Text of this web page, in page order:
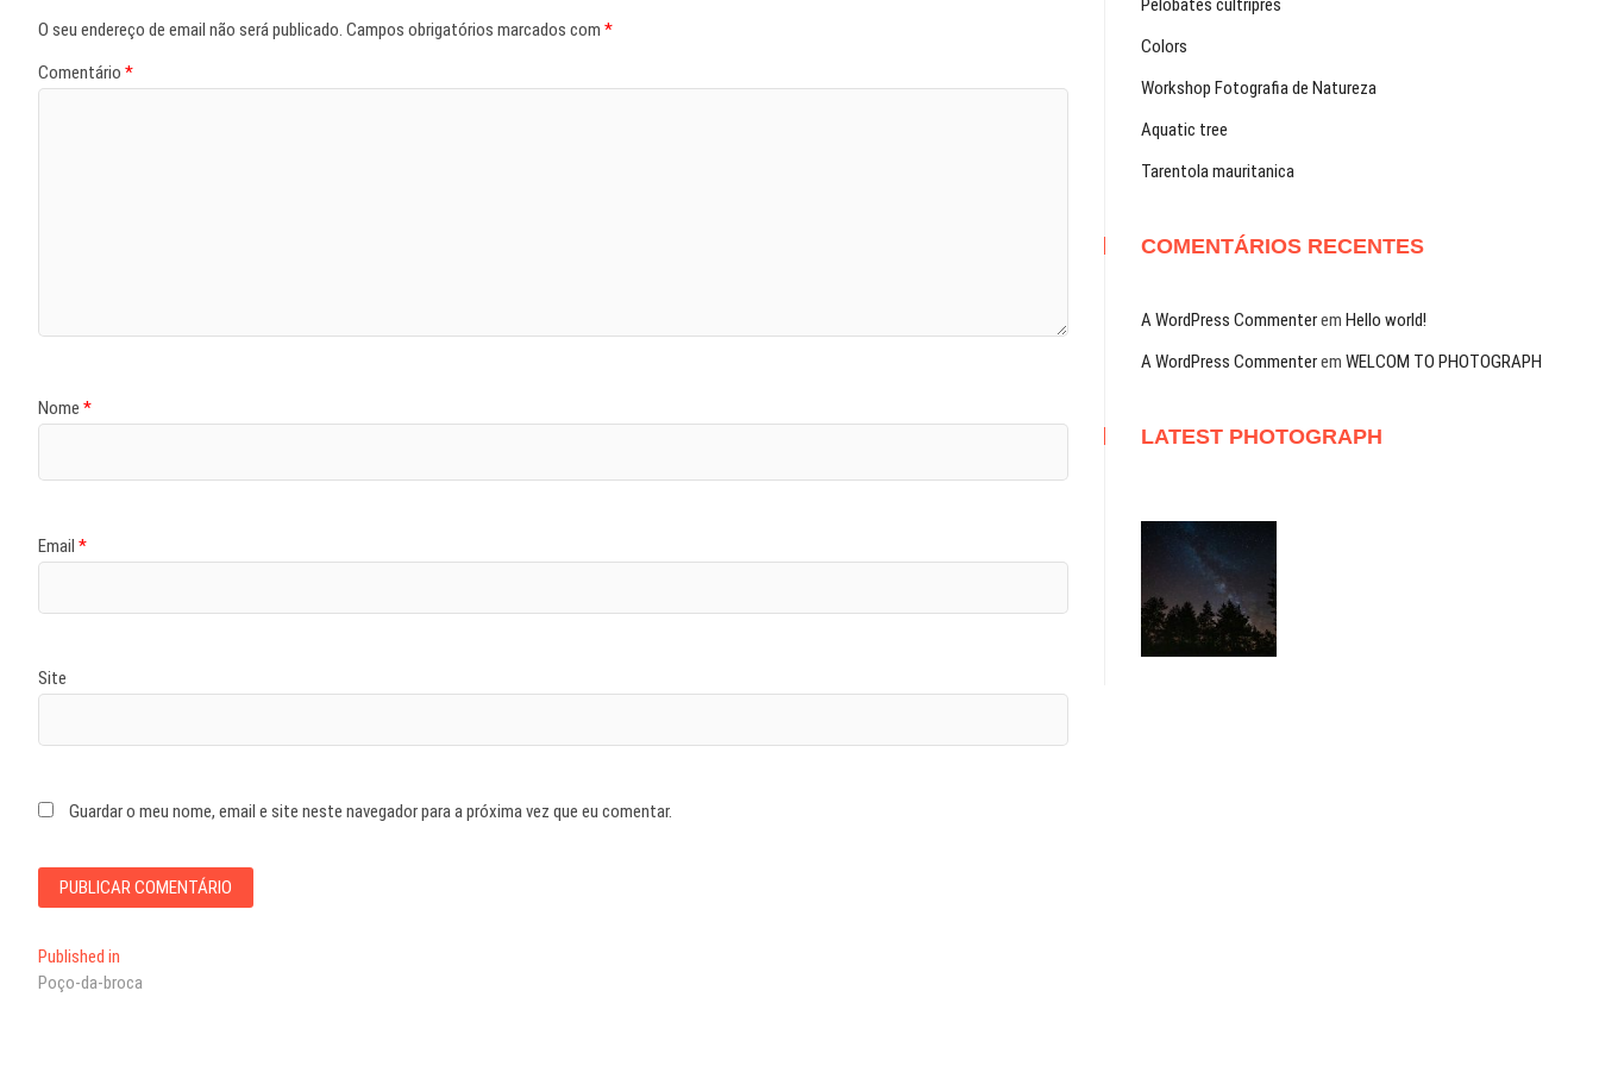
O seu endereço de email não será publicado. Campos obrigatórios marcados com *
Comentário *
Nome *
Email *
Site
Guardar o meu nome, email e site neste navegador para a próxima vez que eu comentar.
Navegação
de
Published in
Poço-da-broca
Pelobates cultripres
Colors
Workshop Fotografia de Natureza
Aquatic tree
Tarentola mauritanica
COMENTÁRIOS RECENTES
A WordPress Commenterem Hello world!
A WordPress Commenterem WELCOM TO PHOTOGRAPH
LATEST PHOTOGRAPH